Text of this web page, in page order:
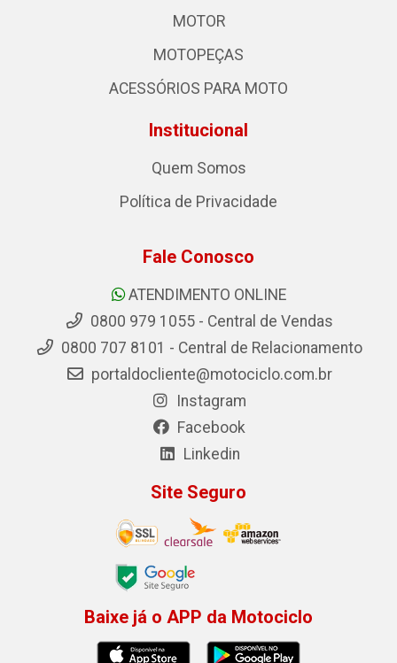
MOTOR
MOTOPEÇAS
ACESSÓRIOS PARA MOTO
Institucional
Quem Somos
Política de Privacidade
Fale Conosco
ATENDIMENTO ONLINE
0800 979 1055 - Central de Vendas
0800 707 8101 - Central de Relacionamento
portaldocliente@motociclo.com.br
Instagram
Facebook
Linkedin
Site Seguro
Baixe já o APP da Motociclo